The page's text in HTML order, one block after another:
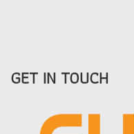
GET IN TOUCH